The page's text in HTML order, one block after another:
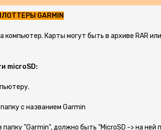
GARMIN
компьютер. Карты могут быть в архиве RAR
microSD:
с названием Garmin
"Garmin", должно быть "MicroSD -> на